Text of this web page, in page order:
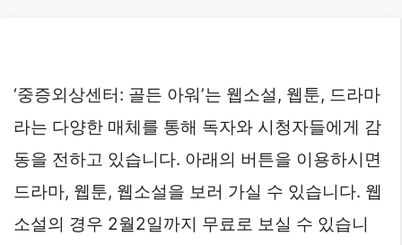
‘중증외상센터: 골든 아워’는 웹소설, 웹툰, 드라마
라는 다양한 매체를 통해 독자와 시청자들에게 감
동을 전하고 있습니다. 아래의 버튼을 이용하시면
드라마, 웹툰, 웹소설을 보러 가실 수 있습니다. 웹
소설의 경우 2월2일까지 무료로 보실 수 있습니